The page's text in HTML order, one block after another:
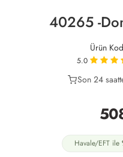
40265 -
Ürün
5.0
39
Son 24
Havale/EFT ile